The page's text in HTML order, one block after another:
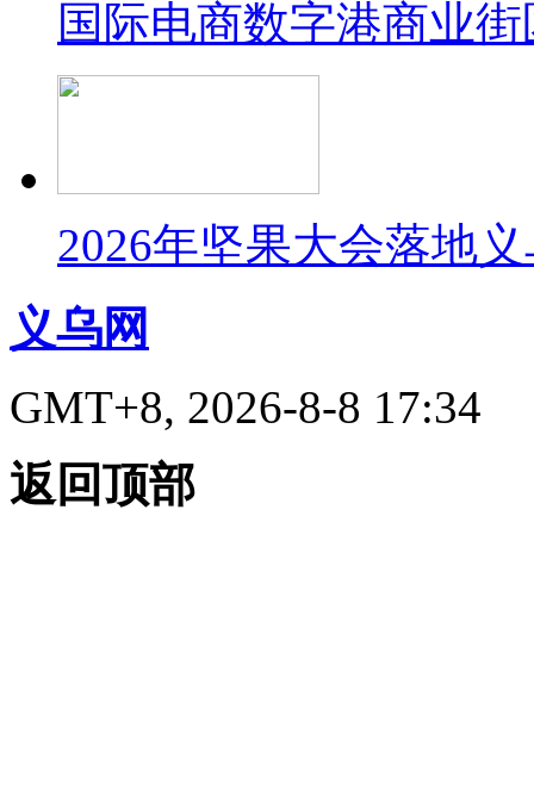
国际电商数字港商业
2026年坚果大会落地
义乌网
GMT+8, 2026-8-8 17:34
返回顶部